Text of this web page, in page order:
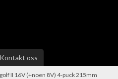
Kontakt oss
II 16V (+noen 8V) 4-puck 215mm